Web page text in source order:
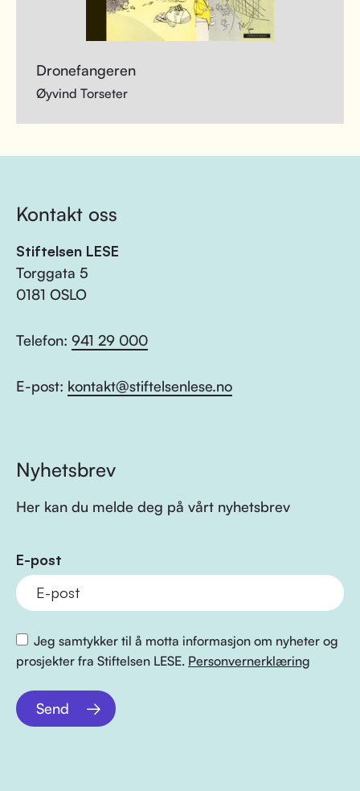
Dronefangeren
Øyvind Torseter
Kontakt oss
Stiftelsen LESE
Torggata 5
0181 OSLO
Telefon: 941 29 000
E-post: kontakt@stiftelsenlese.no
Nyhetsbrev
Her kan du melde deg på vårt nyhetsbrev
E-post
Jeg samtykker til å motta informasjon om nyheter og
prosjekter fra Stiftelsen LESE. Personvernerklæring
Send